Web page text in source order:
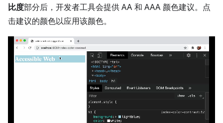
比度部分后，开发者工具会提供 AA 和 AAA 颜色建议。点
击建议的颜色以应用该颜色。